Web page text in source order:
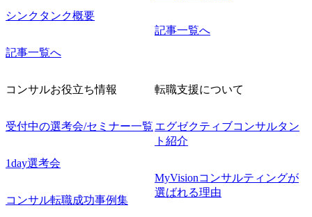
シンクタンク概要
記事一覧へ
記事一覧へ
コンサルお役立ち情報
受付中の選考会/セミナー一覧
1day選考会
コンサル転職成功事例集
転職支援について
エグゼクティブコンサルタン
ト紹介
MyVisionコンサルティングが
選ばれる理由